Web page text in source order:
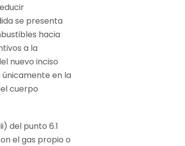
se presenta
hacia
a la
nuevo inciso
en la
cuerpo
del punto 6.1
el gas propio o